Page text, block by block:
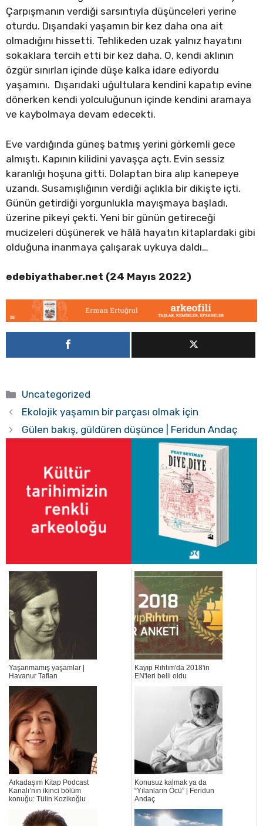
Çarpışmanın verdiği sarsıntıyla düşünceleri yerine
oturdu. Dışarıdaki yaşamın bir kez daha ona ait
olmadığını hissetti. Tehlikeden uzak yalnız hayatını
sokaklara tercih etti bir kez daha. O, kendi aklının
özgür sınırları içinde düşe kalka idare ediyordu
yaşamını. Dışarıdaki uğultulara kendini kapatıp evine
dönerken kendi yolculuğunun içinde kendini aramaya
ve kaybolmaya devam edecekti.
Eve vardığında güneş batmış yerini görkemli gece
almıştı. Kapının kilidini yavaşça açtı. Evin sessiz
karanlığı hoşuna gitti. Dolaptan bira alıp kanepeye
uzandı. Susamışlığının verdiği açlıkla bir dikişte içti.
Günün getirdiği yorgunlukla mayışmaya başladı,
üzerine pikeyi çekti. Yeni bir günün getireceği
mucizeleri düşünerek ve hâlâ hayatın kitaplardaki gibi
olduğuna inanmaya çalışarak uykuya daldı…
edebiyathaber.net (24 Mayıs 2022)
Kategoriler
Uncategorized
Ekolojik yaşamın bir parçası olmak için
Gülen bakış, güldüren düşünce | Feridun Andaç
Yaşanmamış yaşamlar |
Havanur Taflan
Kayıp Rıhtım'da 2018'in
EN'leri belli oldu
Arkadaşım Kitap Podcast
Kanalı’nın ikinci bölüm
konuğu: Tülin Kozikoğlu
Konusuz kalmak ya da
“Yılanların Öcü” | Feridun
Andaç